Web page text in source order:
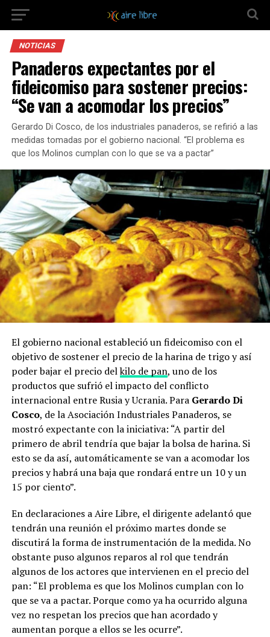
NOTICIAS
Panaderos expectantes por el
fideicomiso para sostener precios:
“Se van a acomodar los precios”
Gerardo Di Cosco, de los industriales panaderos, se refirió a las
medidas tomadas por el gobierno nacional. “El problema es
que los Molinos cumplan con lo que se va a pactar”
El gobierno nacional estableció un fideicomiso con el
objetivo de sostener el precio de la harina de trigo y así
poder bajar el precio delkilo de pan, uno de los
productos que sufrió el impacto del conflicto
internacional entre Rusia y Ucrania. Para Gerardo Di
Cosco, de la Asociación Industriales Panaderos, se
mostró expectante con la iniciativa: “A partir del
primero de abril tendría que bajar la bolsa de harina. Si
esto se da así, automáticamente se van a acomodar los
precios y habrá una baja que rondará entre un 10 y un
15 por ciento”.
En declaraciones a Aire Libre, el dirigente adelantó que
tendrán una reunión el próximo martes donde se
discutirá la forma de instrumentación de la medida. No
obstante puso algunos reparos al rol que tendrán
algunos de los actores que intervienen en el precio del
pan: “El problema es que los Molinos cumplan con lo
que se va a pactar. Porque como ya ha ocurrido alguna
vez no respetan los precios que han acordado y
aumentan porque a ellos se les ocurre”.